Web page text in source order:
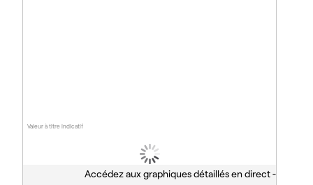
Valeur à titre indicatif
Accédez aux graphiques détaillés en direct -